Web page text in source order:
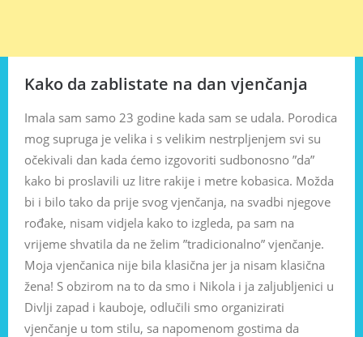
Kako da zablistate na dan vjenčanja
Imala sam samo 23 godine kada sam se udala. Porodica
mog supruga je velika i s velikim nestrpljenjem svi su
očekivali dan kada ćemo izgovoriti sudbonosno ”da”
kako bi proslavili uz litre rakije i metre kobasica. Možda
bi i bilo tako da prije svog vjenčanja, na svadbi njegove
rođake, nisam vidjela kako to izgleda, pa sam na
vrijeme shvatila da ne želim ”tradicionalno” vjenčanje.
Moja vjenčanica nije bila klasična jer ja nisam klasična
žena! S obzirom na to da smo i Nikola i ja zaljubljenici u
Divlji zapad i kauboje, odlučili smo organizirati
vjenčanje u tom stilu, sa napomenom gostima da